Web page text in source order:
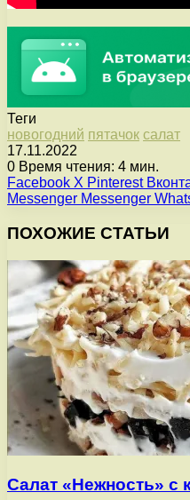
Теги
новогодний пятачок салат
17.11.2022
0 Время чтения: 4 мин.
Facebook X Pinterest
Messenger Messenger
ПОХОЖИЕ СТАТЬИ
Салат «Нежность» с